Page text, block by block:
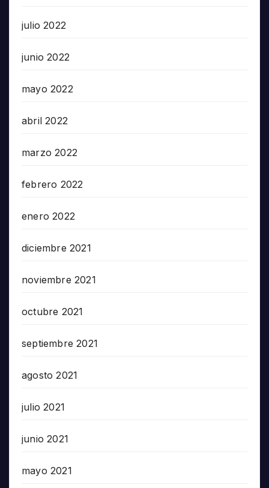
julio 2022
junio 2022
mayo 2022
abril 2022
marzo 2022
febrero 2022
enero 2022
diciembre 2021
noviembre 2021
octubre 2021
septiembre 2021
agosto 2021
julio 2021
junio 2021
mayo 2021